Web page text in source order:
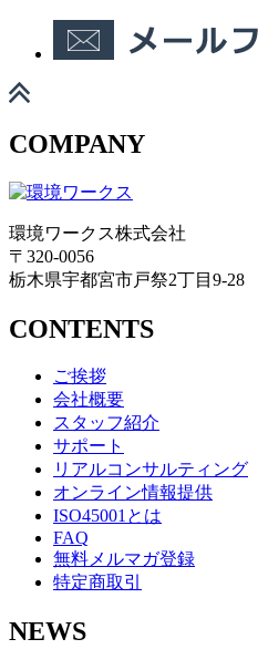
COMPANY
環境ワークス株式会社
〒320-0056
栃木県宇都宮市戸祭2丁目9-28
CONTENTS
ご挨拶
会社概要
スタッフ紹介
サポート
リアルコンサルティング
オンライン情報提供
ISO45001とは
FAQ
無料メルマガ登録
特定商取引
NEWS